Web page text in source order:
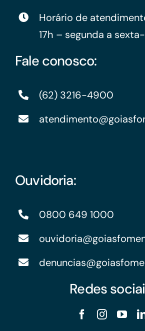
Horário de
17h – segunda a
Fale conosco:
(62) 3216-4900
Ouvidoria:
0800 649 1000
Redes